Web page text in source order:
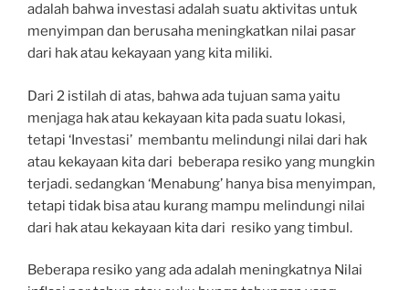
adalah bahwa investasi adalah suatu aktivitas untuk
menyimpan dan berusaha meningkatkan nilai pasar
dari hak atau kekayaan yang kita miliki.
Dari 2 istilah di atas, bahwa ada tujuan sama yaitu
menjaga hak atau kekayaan kita pada suatu lokasi,
tetapi ‘Investasi’ membantu melindungi nilai dari hak
atau kekayaan kita dari beberapa resiko yang mungkin
terjadi. sedangkan ‘Menabung’ hanya bisa menyimpan,
tetapi tidak bisa atau kurang mampu melindungi nilai
dari hak atau kekayaan kita dari resiko yang timbul.
Beberapa resiko yang ada adalah meningkatnya Nilai